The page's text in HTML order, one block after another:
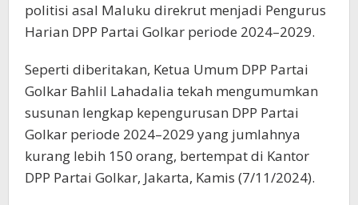
politisi asal Maluku direkrut menjadi Pengurus
Harian DPP Partai Golkar periode 2024–2029.
Seperti diberitakan, Ketua Umum DPP Partai
Golkar Bahlil Lahadalia tekah mengumumkan
susunan lengkap kepengurusan DPP Partai
Golkar periode 2024–2029 yang jumlahnya
kurang lebih 150 orang, bertempat di Kantor
DPP Partai Golkar, Jakarta, Kamis (7/11/2024).